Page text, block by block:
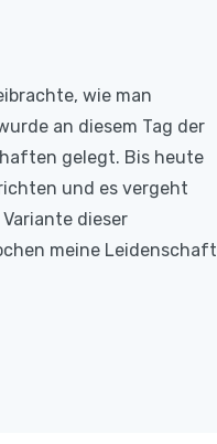
wie man
an diesem Tag der
gelegt. Bis heute
und es vergeht
dieser
meine Leidenschaft